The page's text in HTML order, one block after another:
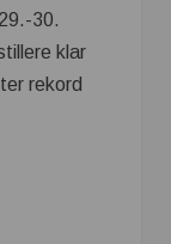
30.
klar
rekord